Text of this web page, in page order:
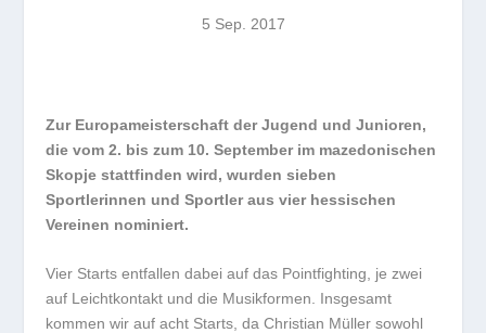
5 Sep. 2017
Zur Europameisterschaft der Jugend und Junioren,
die vom 2. bis zum 10. September im mazedonischen
Skopje stattfinden wird, wurden sieben
Sportlerinnen und Sportler aus vier hessischen
Vereinen nominiert.
Vier Starts entfallen dabei auf das Pointfighting, je zwei
auf Leichtkontakt und die Musikformen. Insgesamt
kommen wir auf acht Starts, da Christian Müller sowohl